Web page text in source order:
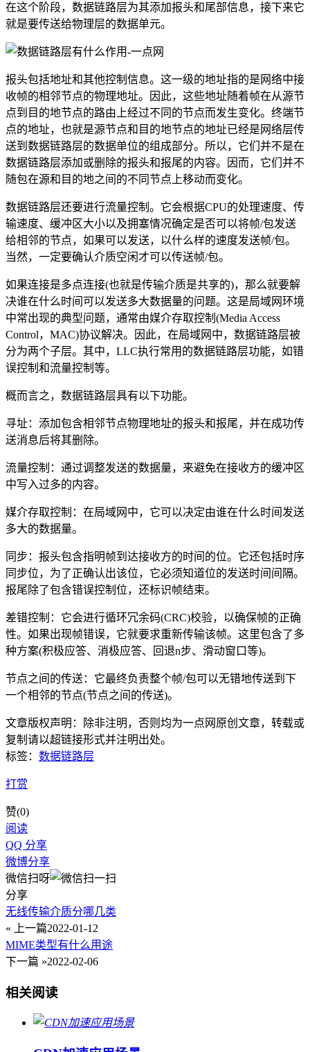
在这个阶段，数据链路层为其添加报头和尾部信息，接下来它
就是要传送给物理层的数据单元。
报头包括地址和其他控制信息。这一级的地址指的是网络中接
收帧的相邻节点的物理地址。因此，这些地址随着帧在从源节
点到目的地节点的路由上经过不同的节点而发生变化。终端节
点的地址，也就是源节点和目的地节点的地址已经是网络层传
送到数据链路层的数据单位的组成部分。所以，它们并不是在
数据链路层添加或删除的报头和报尾的内容。因而，它们并不
随包在源和目的地之间的不同节点上移动而变化。
数据链路层还要进行流量控制。它会根据CPU的处理速度、传
输速度、缓冲区大小以及拥塞情况确定是否可以将帧/包发送
给相邻的节点，如果可以发送，以什么样的速度发送帧/包。
当然，一定要确认介质空闲才可以传送帧/包。
如果连接是多点连接(也就是传输介质是共享的)，那么就要解
决谁在什么时间可以发送多大数据量的问题。这是局域网环境
中常出现的典型问题，通常由媒介存取控制(Media Access
Control，MAC)协议解决。因此，在局域网中，数据链路层被
分为两个子层。其中，LLC执行常用的数据链路层功能，如错
误控制和流量控制等。
概而言之，数据链路层具有以下功能。
寻址：添加包含相邻节点物理地址的报头和报尾，并在成功传
送消息后将其删除。
流量控制：通过调整发送的数据量，来避免在接收方的缓冲区
中写入过多的内容。
媒介存取控制：在局域网中，它可以决定由谁在什么时间发送
多大的数据量。
同步：报头包含指明帧到达接收方的时间的位。它还包括时序
同步位，为了正确认出该位，它必须知道位的发送时间间隔。
报尾除了包含错误控制位，还标识帧结束。
差错控制：它会进行循环冗余码(CRC)校验，以确保帧的正确
性。如果出现帧错误，它就要求重新传输该帧。这里包含了多
种方案(积极应答、消极应答、回退n步、滑动窗口等)。
节点之间的传送：它最终负责整个帧/包可以无错地传送到下
一个相邻的节点(节点之间的传送)。
文章版权声明：除非注明，否则均为一点网 原创文章，转载或
复制请以超链接形式并注明出处。
标签： 数据链路层
打赏
赞(0)
阅读
QQ 分享
微博分享
微信扫呀
分享
无线传输介质分哪几类
« 上一篇2022-01-12
MIME类型有什么用途
下一篇 »2022-02-06
相关阅读